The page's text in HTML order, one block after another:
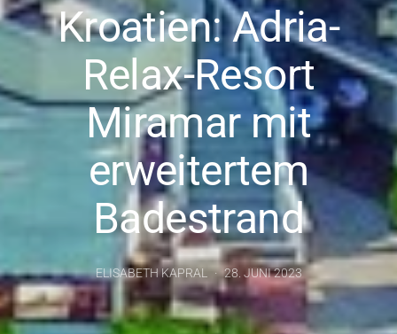
Kroatien: Adria-
Relax-Resort
Miramar mit
erweitertem
Badestrand
ELISABETH KAPRAL 28. JUNI 2023